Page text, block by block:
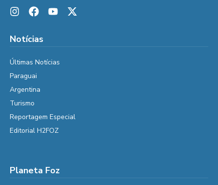
Notícias
Últimas Notícias
Paraguai
Argentina
Turismo
Reportagem Especial
Editorial H2FOZ
Planeta Foz